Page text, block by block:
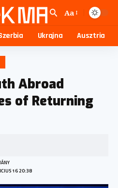
Aa
Ukrajna Ausztria
Abroad
of Returning
16 20:38